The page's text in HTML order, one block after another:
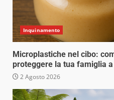
Inquinamento
Microplastiche nel cibo:
proteggere la tua famiglia
2 Agosto 2026